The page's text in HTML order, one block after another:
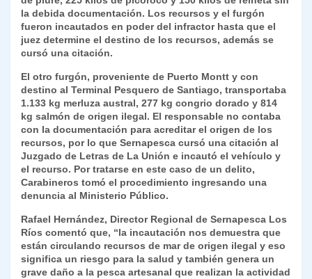
y
la debida documentación. Los recursos y el furgón
fueron incautados en poder del infractor hasta que el
juez determine el destino de los recursos, además se
cursó una citación.
El otro furgón, proveniente de Puerto Montt y con
destino al Terminal Pesquero de Santiago, transportaba
1.133 kg merluza austral, 277 kg congrio dorado y 814
kg salmón de origen ilegal. El responsable no contaba
con la documentación para acreditar el origen de los
recursos, por lo que Sernapesca cursó una citación al
Juzgado de Letras de La Unión e incautó el vehículo y
el recurso. Por tratarse en este caso de un delito,
Carabineros tomó el procedimiento ingresando una
denuncia al Ministerio Público.
Rafael Hernández, Director Regional de Sernapesca Los
Ríos comentó que, “la incautación nos demuestra que
están circulando recursos de mar de origen ilegal y eso
significa un riesgo para la salud y también genera un
grave daño a la pesca artesanal que realizan la actividad